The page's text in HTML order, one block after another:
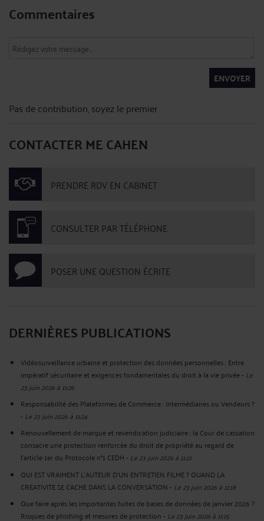
Commentaires
ENVOYER
Pas de contribution, soyez le premier
CONTACTER ME CAHEN
PRENDRE RDV EN CABINET
CONSULTER PAR TÉLÉPHONE
POSER UNE QUESTION ÉCRITE
DERNIÈRES PUBLICATIONS
Vidéosurveillance urbaine et protection des données personnelles : Entre
impératif sécuritaire et exigences fondamentales du droit à la vie privée- Le
23 juin 2026 à 11:26
Responsabilité des Plateformes de Commerce : Intermédiaires ou Vendeurs ?
- Le 23 juin 2026 à 11:24
Renouvellement de marque et revendication judiciaire : la Cour de cassation
consacre une protection renforcée du droit de propriété au regard de
l’article 1er du Protocole n°1 CEDH- Le 23 juin 2026 à 11:21
QUI EST VRAIMENT L’AUTEUR D’UN ENTRETIEN FILME ? QUAND LA
CREATIVITE SE CACHE DANS LA CONVERSATION - Le 23 juin 2026 à 11:18
Que faire après les importantes fuites de bases de données de janvier 2026 ?
Risques de phishing et mesures de protection- Le 23 juin 2026 à 11:15